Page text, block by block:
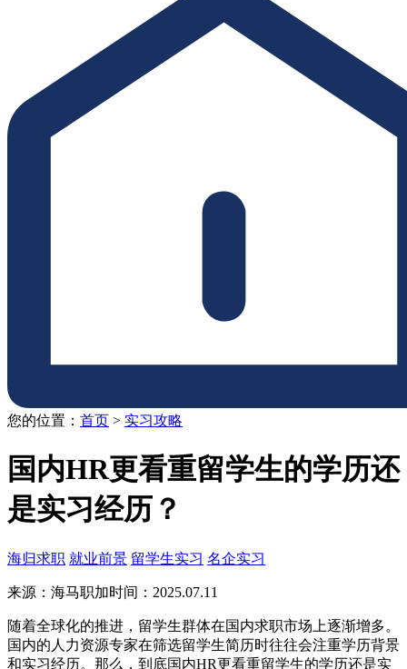
您的位置： 首页 > 实习攻略
国内HR更看重留学生的学历还
是实习经历？
海归求职 就业前景 留学生实习 名企实习
来源：海马职加时间：2025.07.11
随着全球化的推进，留学生群体在国内求职市场上逐渐增多。
国内的人力资源专家在筛选留学生简历时往往会注重学历背景
和实习经历。那么，到底国内HR更看重留学生的学历还是实